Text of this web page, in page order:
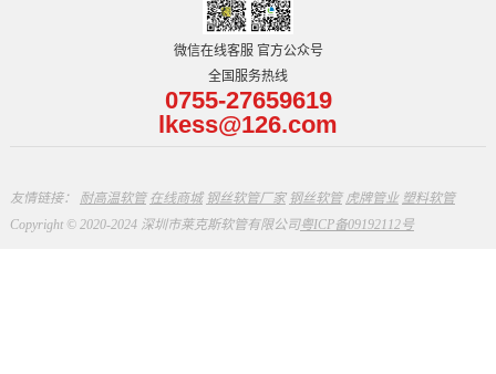
微信在线客服 官方公众号
全国服务热线
0755-27659619
lkess@126.com
友情链接： 耐高温软管 在线商城 钢丝软管厂家 钢丝软管 虎牌管业 塑料软管
Copyright © 2020-2024 深圳市莱克斯软管有限公司粤ICP备09192112号